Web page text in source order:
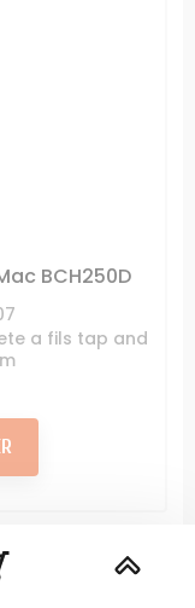
BCH250D
a fils tap and